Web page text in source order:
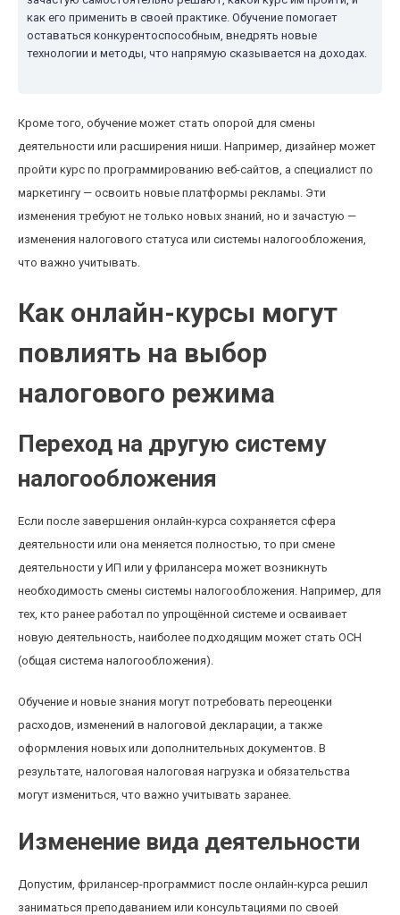
как его применить в своей практике. Обучение помогает
оставаться конкурентоспособным, внедрять новые
технологии и методы, что напрямую сказывается на доходах.
Кроме того, обучение может стать опорой для смены
деятельности или расширения ниши. Например, дизайнер может
пройти курс по программированию веб-сайтов, а специалист по
маркетингу — освоить новые платформы рекламы. Эти
изменения требуют не только новых знаний, но и зачастую —
изменения налогового статуса или системы налогообложения,
что важно учитывать.
Как онлайн-курсы могут
повлиять на выбор
налогового режима
Переход на другую систему
налогообложения
Если после завершения онлайн-курса сохраняется сфера
деятельности или она меняется полностью, то при смене
деятельности у ИП или у фрилансера может возникнуть
необходимость смены системы налогообложения. Например, для
тех, кто ранее работал по упрощённой системе и осваивает
новую деятельность, наиболее подходящим может стать ОСН
(общая система налогообложения).
Обучение и новые знания могут потребовать переоценки
расходов, изменений в налоговой декларации, а также
оформления новых или дополнительных документов. В
результате, налоговая налоговая нагрузка и обязательства
могут измениться, что важно учитывать заранее.
Изменение вида деятельности
Допустим, фрилансер-программист после онлайн-курса решил
заниматься преподаванием или консультациями по своей